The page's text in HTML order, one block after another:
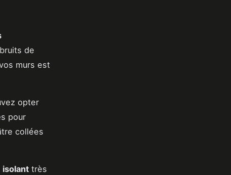
de
murs est
opter
pour
collées
isolant très